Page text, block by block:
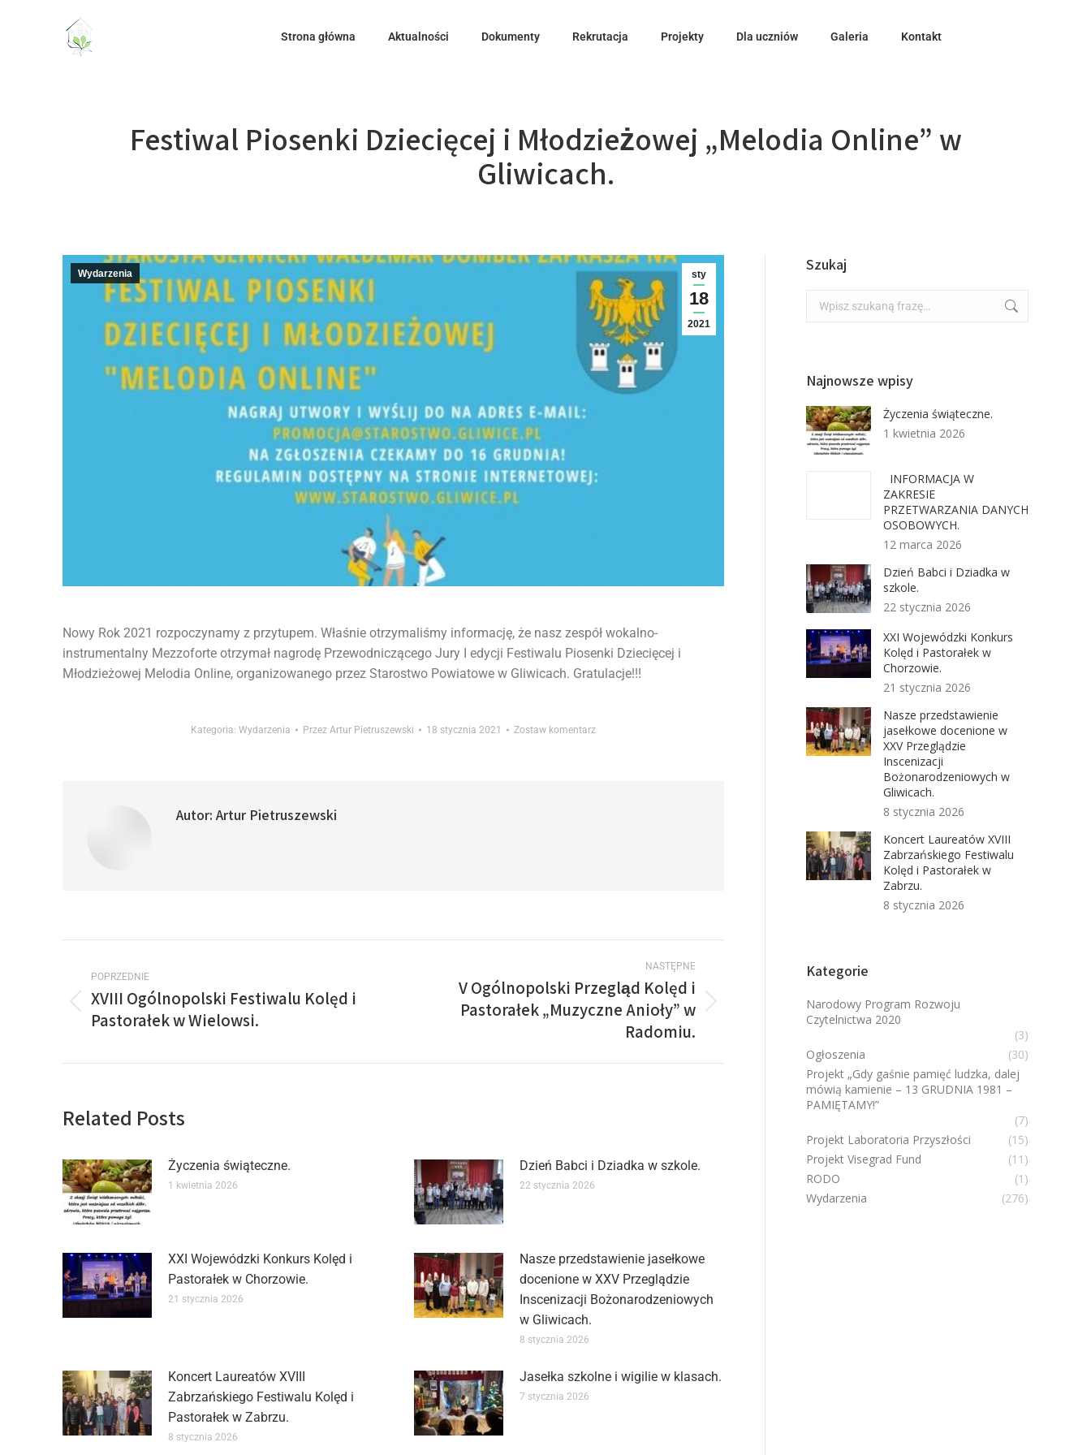
Strona główna Aktualności Dokumenty Rekrutacja Projekty Dla uczniów Galeria Kontakt
Festiwal Piosenki Dziecięcej i Młodzieżowej „Melodia Online” w
Gliwicach.
sty
18
2021
Wydarzenia
Nowy Rok 2021 rozpoczynamy z przytupem. Właśnie otrzymaliśmy informację, że nasz zespół wokalno-
instrumentalny Mezzoforte otrzymał nagrodę Przewodniczącego Jury I edycji Festiwalu Piosenki Dziecięcej i
Młodzieżowej Melodia Online, organizowanego przez Starostwo Powiatowe w Gliwicach. Gratulacje!!!
Kategoria: Wydarzenia Przez Artur Pietruszewski 18 stycznia 2021 Zostaw komentarz
Autor: Artur Pietruszewski
POPRZEDNIE
XVIII Ogólnopolski Festiwalu Kolęd i
Pastorałek w Wielowsi.
NASTĘPNE
V Ogólnopolski Przegląd Kolęd i
Pastorałek „Muzyczne Anioły” w
Radomiu.
Related Posts
Życzenia świąteczne.
1 kwietnia 2026
Dzień Babci i Dziadka w szkole.
22 stycznia 2026
XXI Wojewódzki Konkurs Kolęd i
Pastorałek w Chorzowie.
21 stycznia 2026
Nasze przedstawienie jasełkowe
docenione w XXV Przeglądzie
Inscenizacji Bożonarodzeniowych
w Gliwicach.
8 stycznia 2026
Koncert Laureatów XVIII
Zabrzańskiego Festiwalu Kolęd i
Pastorałek w Zabrzu.
8 stycznia 2026
Jasełka szkolne i wigilie w klasach.
7 stycznia 2026
Szukaj
Najnowsze wpisy
Życzenia świąteczne.
1 kwietnia 2026
INFORMACJA W
ZAKRESIE
PRZETWARZANIA DANYCH
OSOBOWYCH.
12 marca 2026
Dzień Babci i Dziadka w
szkole.
22 stycznia 2026
XXI Wojewódzki Konkurs
Kolęd i Pastorałek w
Chorzowie.
21 stycznia 2026
Nasze przedstawienie
jasełkowe docenione w
XXV Przeglądzie
Inscenizacji
Bożonarodzeniowych w
Gliwicach.
8 stycznia 2026
Koncert Laureatów XVIII
Zabrzańskiego Festiwalu
Kolęd i Pastorałek w
Zabrzu.
8 stycznia 2026
Kategorie
Narodowy Program Rozwoju
Czytelnictwa 2020
(3)
Ogłoszenia
(30)
Projekt „Gdy gaśnie pamięć ludzka, dalej
mówią kamienie – 13 GRUDNIA 1981 –
PAMIĘTAMY!”
(7)
Projekt Laboratoria Przyszłości
(15)
Projekt Visegrad Fund
(11)
RODO
(1)
Wydarzenia
(276)